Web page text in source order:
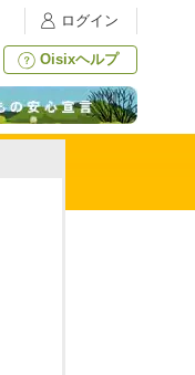
ログイン
Oisixヘルプ